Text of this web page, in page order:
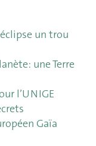
un trou
une Terre
l’UNIGE
Gaïa